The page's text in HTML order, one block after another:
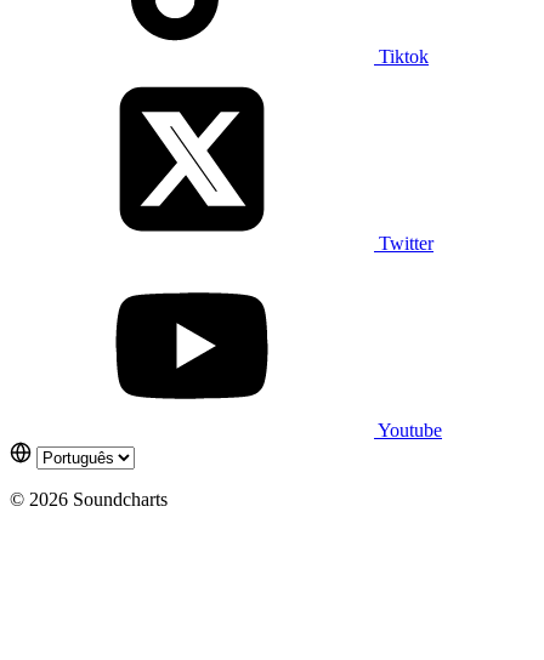
Tiktok
Twitter
Youtube
© 2026 Soundcharts